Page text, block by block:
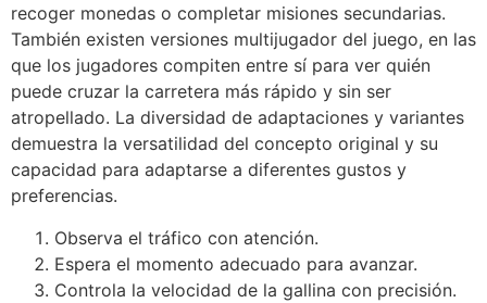
recoger monedas o completar misiones secundarias.
También existen versiones multijugador del juego, en las
que los jugadores compiten entre sí para ver quién
puede cruzar la carretera más rápido y sin ser
atropellado. La diversidad de adaptaciones y variantes
demuestra la versatilidad del concepto original y su
capacidad para adaptarse a diferentes gustos y
preferencias.
Observa el tráfico con atención.
Espera el momento adecuado para avanzar.
Controla la velocidad de la gallina con precisión.